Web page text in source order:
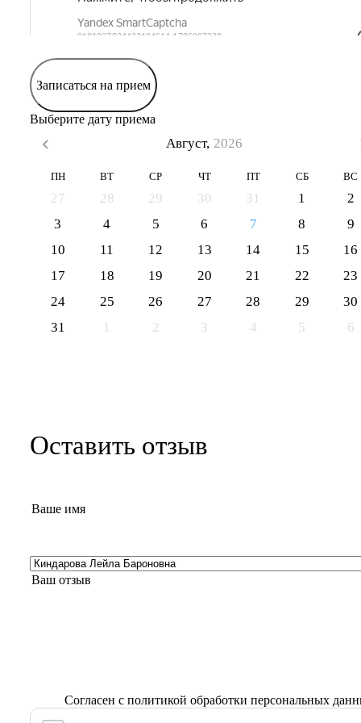
Записаться на прием
Выберите дату приема
Август, 2026
ПН ВТ СР ЧТ ПТ СБ ВС
27 28 29 30 31 1
2
3
4 5 6 7 8
9
10
11 12 13 14 15
16
17
18 19 20 21 22
23
24
25 26 27 28 29
30
31
1 2 3 4 5 6
Оставить отзыв
Согласен с политикой обработки персональных